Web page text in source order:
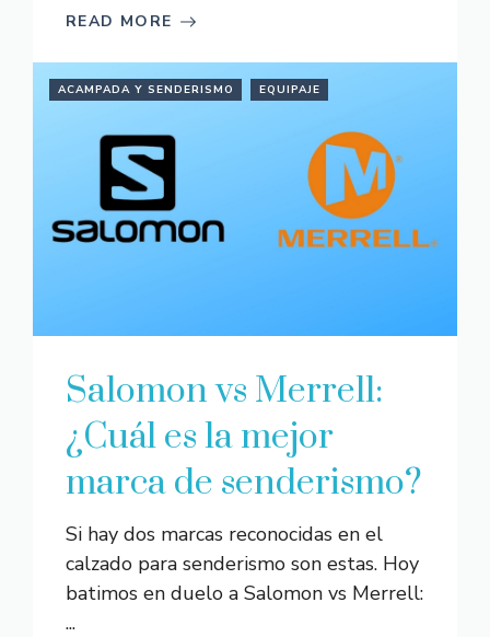
READ MORE
ACAMPADA Y SENDERISMO EQUIPAJE
Salomon vs Merrell:
¿Cuál es la mejor
marca de senderismo?
Si hay dos marcas reconocidas en el
calzado para senderismo son estas. Hoy
batimos en duelo a Salomon vs Merrell:
...